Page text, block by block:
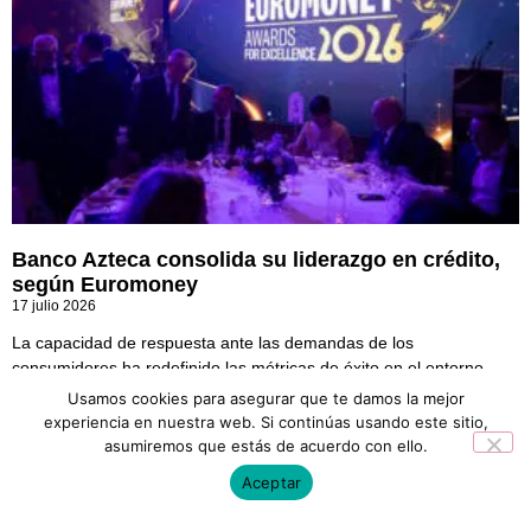
Banco Azteca consolida su liderazgo en crédito,
según Euromoney
17 julio 2026
La capacidad de respuesta ante las demandas de los
consumidores ha redefinido las métricas de éxito en el entorno
bancario de los mercados emergentes. En
Usamos cookies para asegurar que te damos la mejor
experiencia en nuestra web. Si continúas usando este sitio,
asumiremos que estás de acuerdo con ello.
Aceptar